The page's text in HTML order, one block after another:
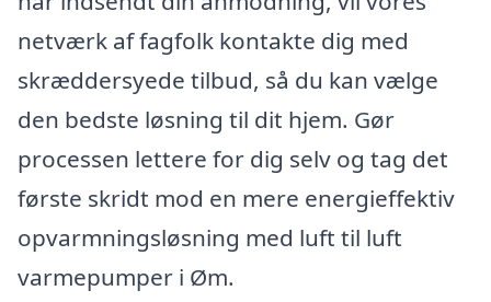
netværk af fagfolk kontakte dig med
skræddersyede tilbud, så du kan vælge
den bedste løsning til dit hjem. Gør
processen lettere for dig selv og tag det
første skridt mod en mere energieffektiv
opvarmningsløsning med luft til luft
varmepumper i Øm.